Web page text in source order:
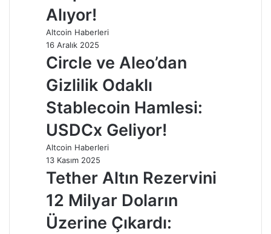
Alıyor!
Altcoin Haberleri
16 Aralık 2025
Circle ve Aleo’dan
Gizlilik Odaklı
Stablecoin Hamlesi:
USDCx Geliyor!
Altcoin Haberleri
13 Kasım 2025
Tether Altın Rezervini
12 Milyar Doların
Üzerine Çıkardı: